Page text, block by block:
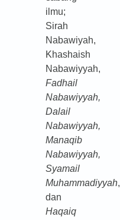
ilmu;
Sirah
Nabawiyah,
Khashaish
Nabawiyyah,
Fadhail
Nabawiyyah,
Dalail
Nabawiyyah,
Manaqib
Nabawiyyah,
Syamail
Muhammadiyyah,
dan
Haqaiq